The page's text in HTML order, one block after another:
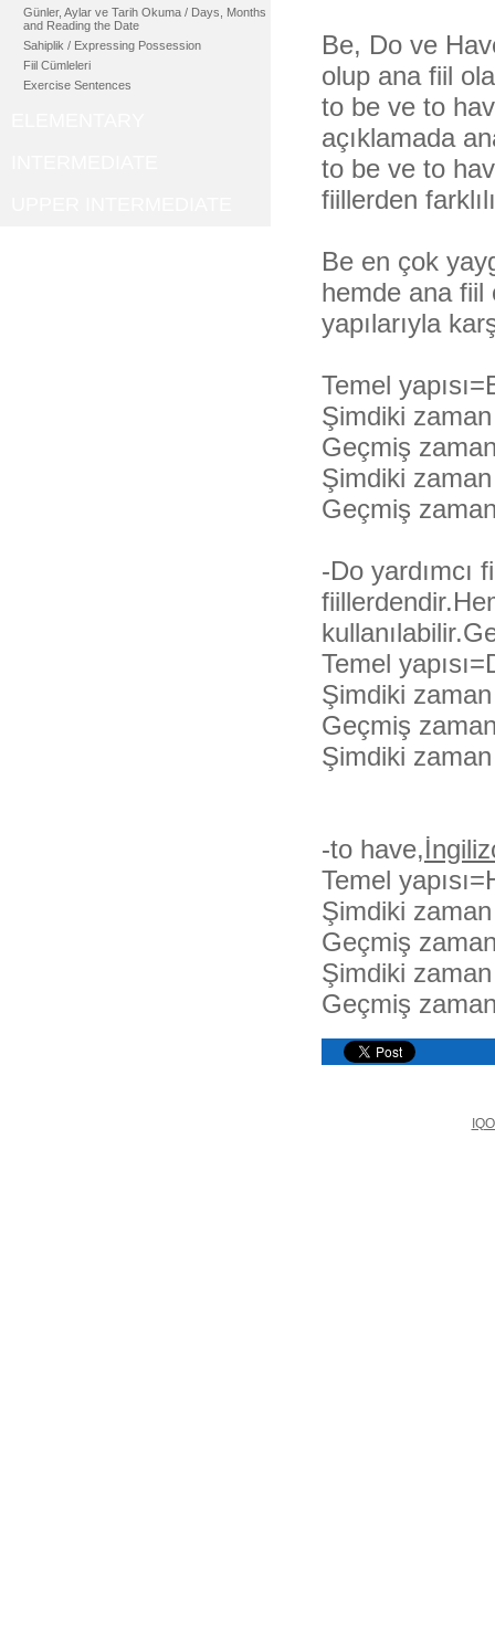
Günler, Aylar ve Tarih Okuma / Days, Months
and Reading the Date
Sahiplik / Expressing Possession
Fiil Cümleleri
Exercise Sentences
Be, Do ve
olup ana fiil
to be ve to
açıklamada
to be ve to
fiillerden
Be en çok
hemde ana fiil
yapılarıyla
Temel
Şimdiki
Geçmiş
Şimdiki
Geçmiş
-Do yardımcı
Temel
Şimdiki
Geçmiş
Şimdiki
-to have,
Temel
Şimdiki
Geçmiş
Şimdiki
Geçmiş